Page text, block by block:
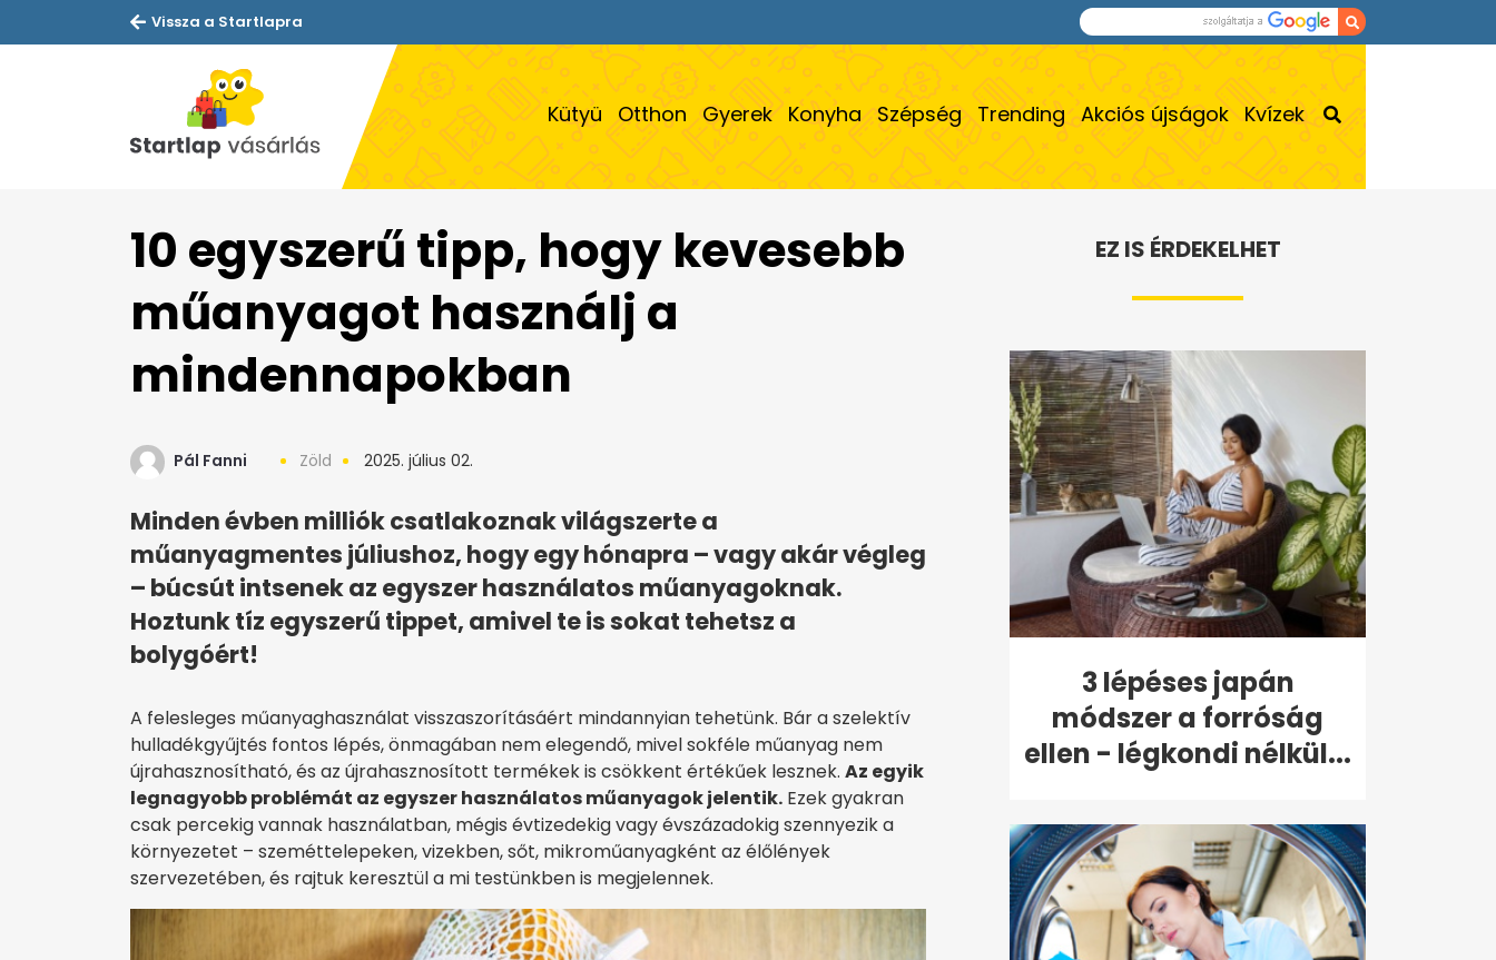
Vissza a Startlapra
Kütyü Otthon Gyerek Konyha Szépség Trending Akciós újságok Kvízek
10 egyszerű tipp, hogy kevesebb
műanyagot használj a
mindennapokban
Pál Fanni Zöld 2025. július 02.
Minden évben milliók csatlakoznak világszerte a
műanyagmentes júliushoz, hogy egy hónapra – vagy akár végleg
– búcsút intsenek az egyszer használatos műanyagoknak.
Hoztunk tíz egyszerű tippet, amivel te is sokat tehetsz a
bolygóért!
A felesleges műanyaghasználat visszaszorításáért mindannyian tehetünk. Bár a szelektív
hulladékgyűjtés fontos lépés, önmagában nem elegendő, mivel sokféle műanyag nem
újrahasznosítható, és az újrahasznosított termékek is csökkent értékűek lesznek. Az egyik
legnagyobb problémát az egyszer használatos műanyagok jelentik. Ezek gyakran
csak percekig vannak használatban, mégis évtizedekig vagy évszázadokig szennyezik a
környezetet – szeméttelepeken, vizekben, sőt, mikroműanyagként az élőlények
szervezetében, és rajtuk keresztül a mi testünkben is megjelennek.
EZ IS ÉRDEKELHET
3 lépéses japán
módszer a forróság
ellen - légkondi nélkül...